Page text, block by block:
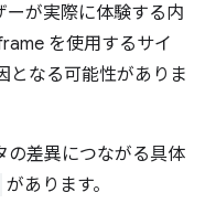
ーが実際に体験する内
を使用するサイ
となる可能性がありま
の差異につながる具体
があります。